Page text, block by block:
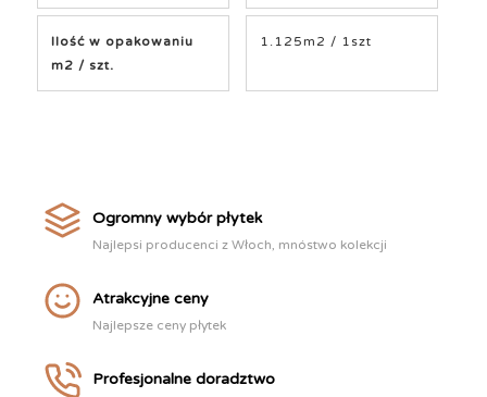
Ilość w opakowaniu
m2 / szt.
1.125m2 / 1szt
Ogromny wybór płytek
Najlepsi producenci z Włoch, mnóstwo kolekcji
Atrakcyjne ceny
Najlepsze ceny płytek
Profesjonalne doradztwo